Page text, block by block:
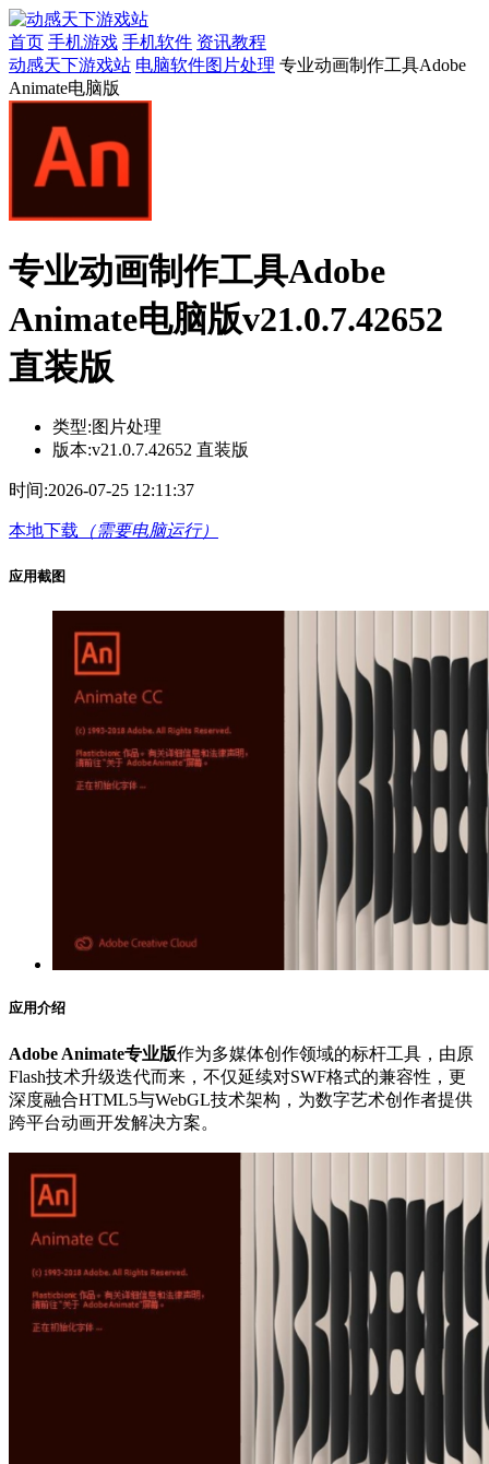
首页 手机游戏 手机软件 资讯教程
动感天下游戏站 电脑软件图片处理 专业动画制作工具Adobe
Animate电脑版
专业动画制作工具Adobe
Animate电脑版v21.0.7.42652
直装版
类型:图片处理
版本:v21.0.7.42652 直装版
时间:2026-07-25 12:11:37
本地下载 （需要电脑运行）
应用截图
应用介绍
Adobe Animate专业版作为多媒体创作领域的标杆工具，由原
Flash技术升级迭代而来，不仅延续对SWF格式的兼容性，更
深度融合HTML5与WebGL技术架构，为数字艺术创作者提供
跨平台动画开发解决方案。